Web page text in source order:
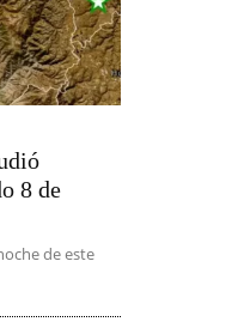
8 de
de este